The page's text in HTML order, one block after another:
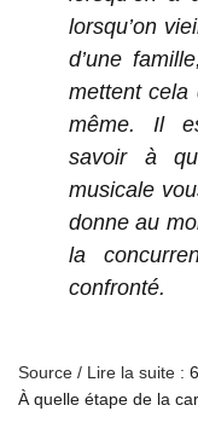
lorsqu’on
d’une
mettent cela
même. Il
savoir à
musicale
donne au
la
confronté.
Source / Lire la suite :
À quelle étape de la